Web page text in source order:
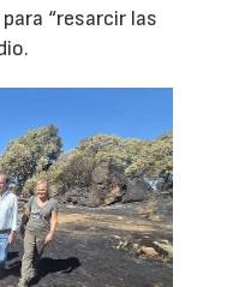
“resarcir las